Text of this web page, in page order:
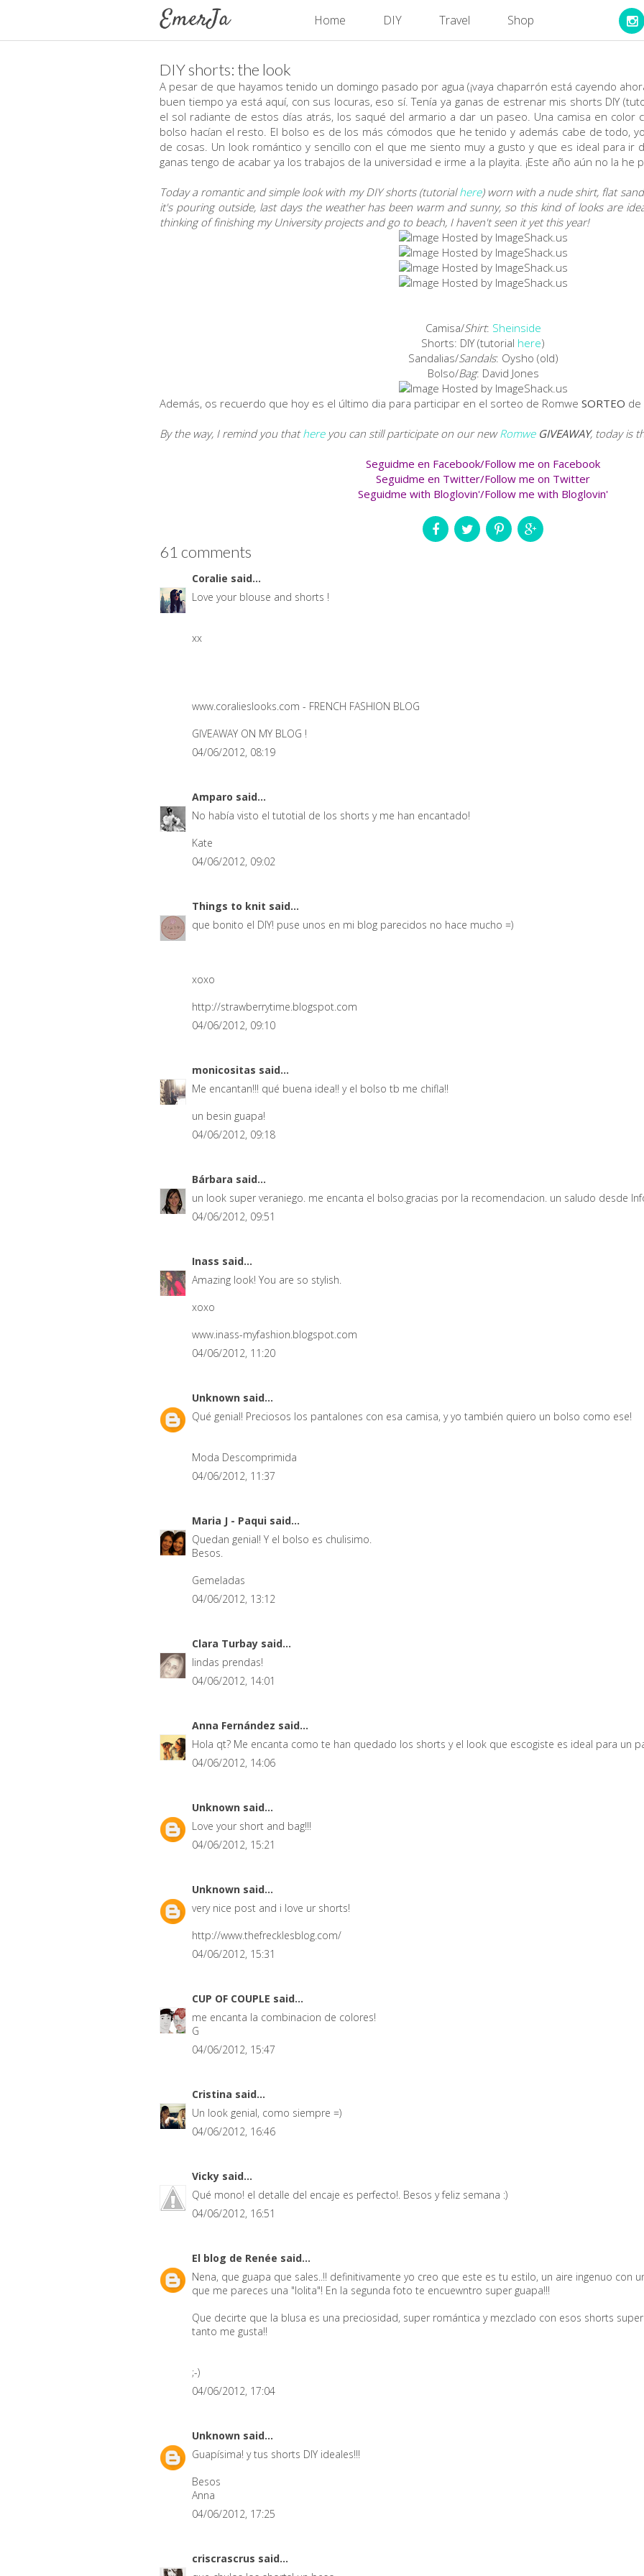
Home DIY Travel Shop
DIY shorts: the look
A pesar de que hayamos tenido un domingo pasado por agua (¡vaya chaparrón está cayendo
buen tiempo ya está aquí, con sus locuras, eso sí. Tenía ya ganas de estrenar mis shorts DIY
el sol radiante de estos días atrás, los saqué del armario a dar un paseo. Una camisa en color
bolso hacían el resto. El bolso es de los más cómodos que he tenido y además cabe de todo,
de cosas. Un look romántico y sencillo con el que me siento muy a gusto y que es ideal para ir
ganas tengo de acabar ya los trabajos de la universidad e irme a la playita. ¡Este año aún no la he
Today a romantic and simple look with my DIY shorts (tutorialhere) worn with a nude shirt, flat
it's pouring outside, last days the weather has been warm and sunny, so this kind of looks are
thinking of finishing my University projects and go to beach, I haven't seen it yet this year!
Camisa/Shirt: Sheinside
Shorts: DIY (tutorial here)
Sandalias/Sandals: Oysho (old)
Bolso/Bag: David Jones
Además, os recuerdo que hoy es el último dia para participar en el sorteo de Romwe SORTEO de
By the way, I remind you thathere you can still participate on our newRomwe GIVEAWAY, today is
Seguidme en Facebook/Follow me on Facebook
Seguidme en Twitter/Follow me on Twitter
Seguidme with Bloglovin'/Follow me with Bloglovin'
61 comments
Coralie said...
Love your blouse and shorts !
xx
www.coralieslooks.com - FRENCH FASHION BLOG
GIVEAWAY ON MY BLOG !
04/06/2012, 08:19
Amparo said...
No había visto el tutotial de los shorts y me han encantado!
Kate
04/06/2012, 09:02
Things to knit said...
que bonito el DIY! puse unos en mi blog parecidos no hace mucho =)
xoxo
http://strawberrytime.blogspot.com
04/06/2012, 09:10
monicositas said...
Me encantan!!! qué buena idea!! y el bolso tb me chifla!!
un besin guapa!
04/06/2012, 09:18
Bárbara said...
un look super veraniego. me encanta el bolso.gracias por la recomendacion. un saludo desde
04/06/2012, 09:51
Inass said...
Amazing look! You are so stylish.
xoxo
www.inass-myfashion.blogspot.com
04/06/2012, 11:20
Unknown said...
Qué genial! Preciosos los pantalones con esa camisa, y yo también quiero un bolso como ese!
Moda Descomprimida
04/06/2012, 11:37
Maria J - Paqui said...
Quedan genial! Y el bolso es chulisimo.
Besos.
Gemeladas
04/06/2012, 13:12
Clara Turbay said...
lindas prendas!
04/06/2012, 14:01
Anna Fernández said...
Hola qt? Me encanta como te han quedado los shorts y el look que escogiste es ideal para un
04/06/2012, 14:06
Unknown said...
Love your short and bag!!!
04/06/2012, 15:21
Unknown said...
very nice post and i love ur shorts!
http://www.thefrecklesblog.com/
04/06/2012, 15:31
CUP OF COUPLE said...
me encanta la combinacion de colores!
G
04/06/2012, 15:47
Cristina said...
Un look genial, como siempre =)
04/06/2012, 16:46
Vicky said...
Qué mono! el detalle del encaje es perfecto!. Besos y feliz semana :)
04/06/2012, 16:51
El blog de Renée said...
Nena, que guapa que sales..!! definitivamente yo creo que este es tu estilo, un aire ingenuo con
que me pareces una "lolita"! En la segunda foto te encuewntro super guapa!!!
Que decirte que la blusa es una preciosidad, super romántica y mezclado con esos shorts
tanto me gusta!!
;-)
04/06/2012, 17:04
Unknown said...
Guapísima! y tus shorts DIY ideales!!!
Besos
Anna
04/06/2012, 17:25
criscrascrus said...